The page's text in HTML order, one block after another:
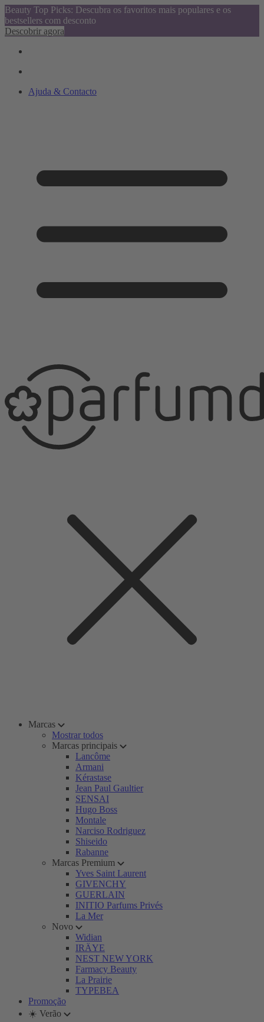
Beauty Top Picks: Descubra os favoritos mais populares e os
bestsellers com desconto
Descobrir agora
Ajuda & Contacto
Marcas
Mostrar todos
Marcas principais
Lancôme
Armani
Kérastase
Jean Paul Gaultier
SENSAI
Hugo Boss
Montale
Narciso Rodriguez
Shiseido
Rabanne
Marcas Premium
Yves Saint Laurent
GIVENCHY
GUERLAIN
INITIO Parfums Privés
La Mer
Novo
Widian
IRÄYE
NEST NEW YORK
Farmacy Beauty
La Prairie
TYPEBEA
Promoção
☀️ Verão